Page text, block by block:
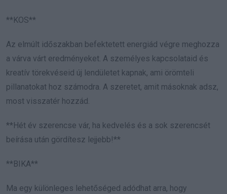
**KOS**
Az elmúlt időszakban befektetett energiád végre meghozza
a várva várt eredményeket. A személyes kapcsolataid és
kreatív törekvéseid új lendületet kapnak, ami örömteli
pillanatokat hoz számodra. A szeretet, amit másoknak adsz,
most visszatér hozzád.
**Hét év szerencse vár, ha kedvelés és a sok szerencsét
beírása után gördítesz lejjebb!**
**BIKA**
Ma egy különleges lehetőséged adódhat arra, hogy